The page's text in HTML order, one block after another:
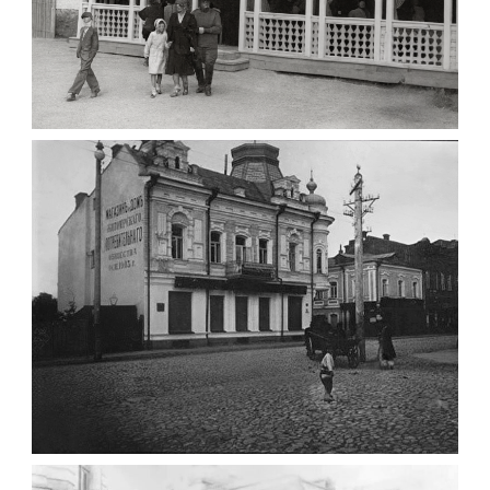
ПАВІЛЬЙОН МОРОЗИВА ЖИТОМИР 1947
Фото Житомир (1945-
1960)
Leave a comment
ФОТО ЖИТОМИРА 1905 ВУЛ.
МИХАЙЛІВСЬКА-СКОРУЛЬСЬКОГО
Фото Житомира період